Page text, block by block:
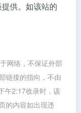
供。如该站的
网络，不保证外部
链接的指向，不由
午2:17收录时，该
的内容如出现违